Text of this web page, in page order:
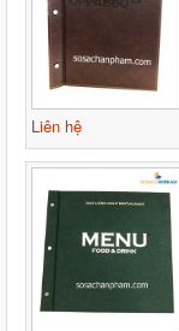
Liên hệ